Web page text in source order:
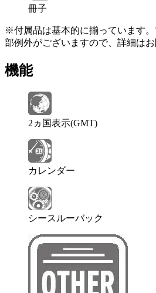
冊子
※付属品は基本的に揃っています
部例外がございますので、詳細はお
機能
2ヵ国表示(GMT)
カレンダー
シースルーバック